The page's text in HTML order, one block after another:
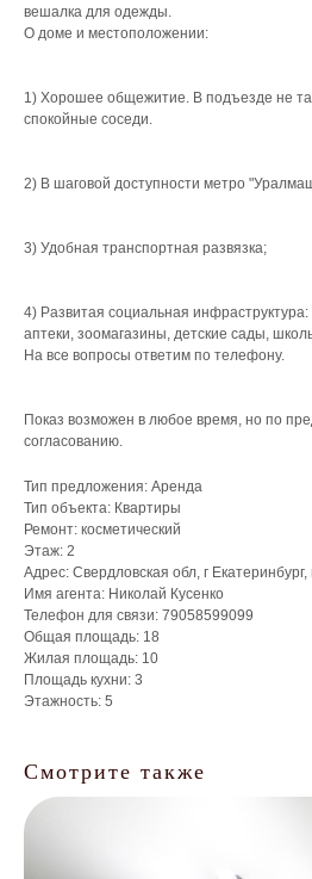
вешалка для одежды.
О доме и местоположении:
1) Хорошее общежитие. В подъезде не
спокойные соседи.
2) В шаговой доступности метро
3) Удобная транспортная развязка;
4) Развитая социальная
аптеки, зоомагазины, детские сады,
На все вопросы ответим по телефону.
Показ возможен в любое время, но по
согласованию.
Тип предложения: Аренда
Тип объекта: Квартиры
Ремонт: косметический
Этаж: 2
Адрес: Свердловская обл, г
Имя агента: Николай Кусенко
Телефон для связи: 79058599099
Общая площадь: 18
Жилая площадь: 10
Площадь кухни: 3
Этажность: 5
Смотрите также
Что мы делаем для
собственников?
Управление